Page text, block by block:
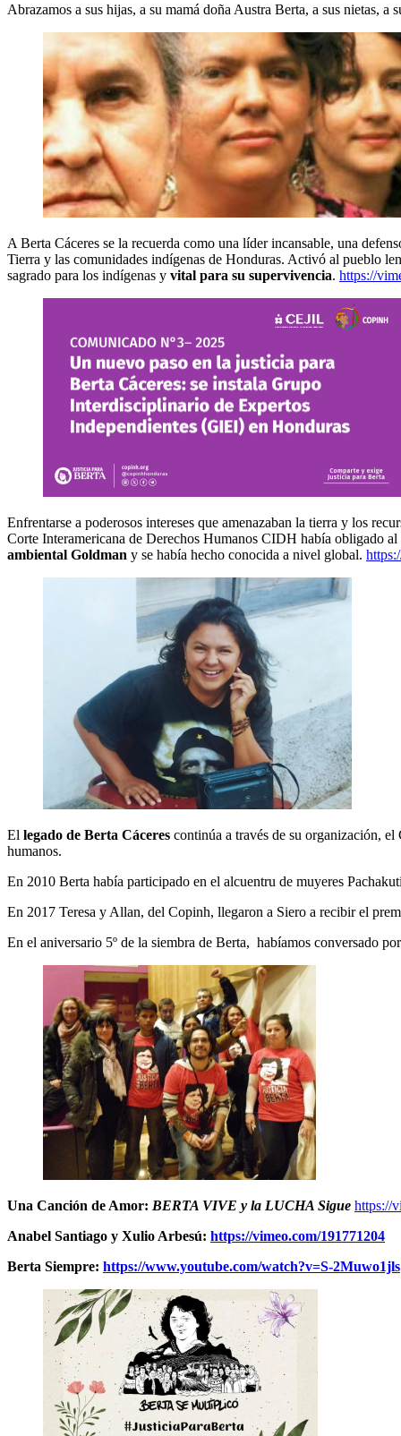
Abrazamos a sus hijas, a su mamá doña Austra Berta, a sus nietas,
A Berta Cáceres se la recuerda como una líder incansable, una
Tierra y las comunidades indígenas de Honduras. Activó al pueblo
sagrado para los indígenas y vital para su supervivencia. https://
Enfrentarse a poderosos intereses que amenazaban la tierra y los
Corte Interamericana de Derechos Humanos CIDH había obligado
ambiental Goldman y se había hecho conocida a nivel global.
El legado de Berta Cáceres continúa a través de su organización,
humanos.
En 2010 Berta había participado en el alcuentru de muyeres
En 2017 Teresa y Allan, del Copinh, llegaron a Siero a recibir el
En el aniversario 5º de la siembra de Berta, habíamos conversado
Una Canción de Amor: BERTA VIVE y la LUCHA Sigue https://
Anabel Santiago y Xulio Arbesú: https://vimeo.com/191771204
Berta Siempre: https://www.youtube.com/watch?v=S-2Muwo1jls